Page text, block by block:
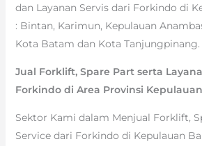
dan Layanan Servis dari Forkindo di
: Bintan, Karimun, Kepulauan
Kota Batam dan Kota Tanjungpinang.
Jual Forklift, Spare Part serta
Forkindo di Area Provinsi
Sektor Kami dalam Menjual Forklift,
Service dari Forkindo di Kepulauan